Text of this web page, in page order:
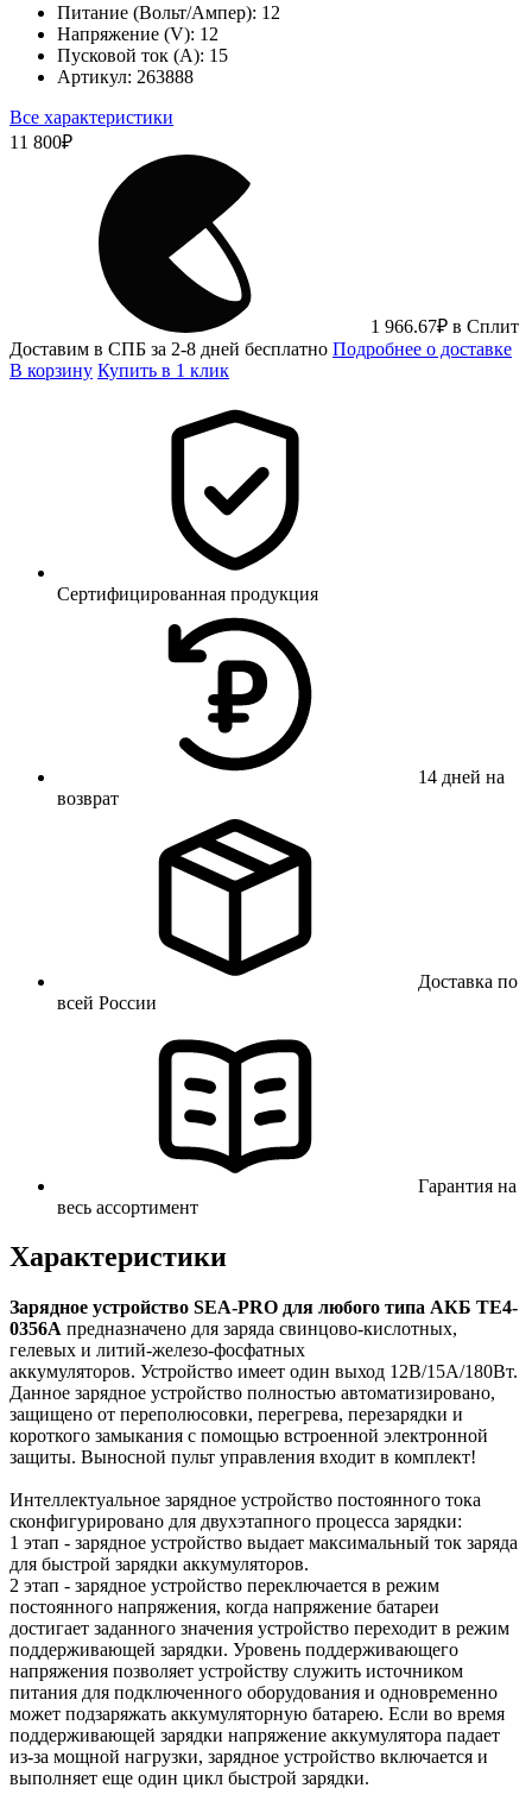
Питание (Вольт/Ампер): 12
Напряжение (V): 12
Пусковой ток (А): 15
Артикул: 263888
Все характеристики
11 800₽
1 966.67₽ в Сплит
Доставим в СПБ за 2-8 дней бесплатно Подробнее о доставке
В корзину Купить в 1 клик
Сертифицированная продукция
14 дней на
возврат
Доставка по
всей России
Гарантия на
весь ассортимент
Характеристики
Зарядное устройство SEA-PRO для любого типа АКБ ТЕ4-
0356A предназначено для заряда свинцово-кислотных,
гелевых и литий-железо-фосфатных
аккумуляторов. Устройство имеет один выход 12В/15A/180Вт.
Данное зарядное устройство полностью автоматизировано,
защищено от переполюсовки, перегрева, перезарядки и
короткого замыкания с помощью встроенной электронной
защиты. Выносной пульт управления входит в комплект!
Интеллектуальное зарядное устройство постоянного тока
сконфигурировано для двухэтапного процесса зарядки:
1 этап - зарядное устройство выдает максимальный ток заряда
для быстрой зарядки аккумуляторов.
2 этап - зарядное устройство переключается в режим
постоянного напряжения, когда напряжение батареи
достигает заданного значения устройство переходит в режим
поддерживающей зарядки. Уровень поддерживающего
напряжения позволяет устройству служить источником
питания для подключенного оборудования и одновременно
может подзаряжать аккумуляторную батарею. Если во время
поддерживающей зарядки напряжение аккумулятора падает
из-за мощной нагрузки, зарядное устройство включается и
выполняет еще один цикл быстрой зарядки.